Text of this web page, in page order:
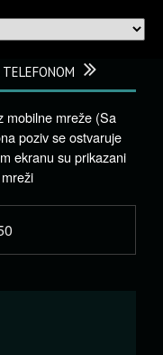
mobilne mreže (Sa
poziv se ostvaruje
ekranu su prikazani